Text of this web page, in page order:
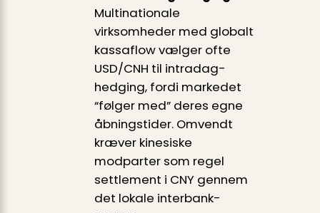
Multinationale
virksomheder med globalt
kassaflow vælger ofte
USD/CNH til intradag-
hedging, fordi markedet
“følger med” deres egne
åbningstider. Omvendt
kræver kinesiske
modparter som regel
settlement i CNY gennem
det lokale interbank-